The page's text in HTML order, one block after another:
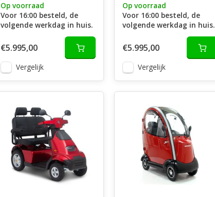
Op voorraad
Voor 16:00 besteld, de
volgende werkdag in huis.
€5.995,00
Vergelijk
Op voorraad
Voor 16:00 besteld, de
volgende werkdag in huis.
€5.995,00
Vergelijk